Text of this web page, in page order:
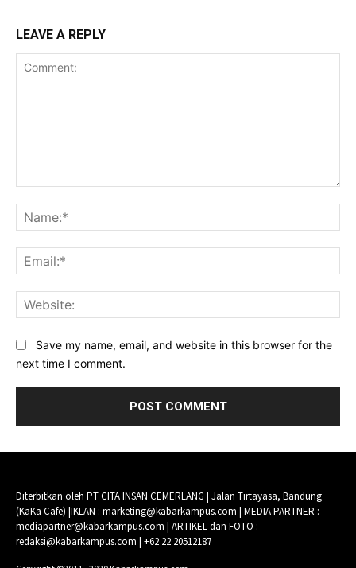
LEAVE A REPLY
Save my name, email, and website in this browser for the
next time I comment.
Diterbitkan oleh PT CITA INSAN CEMERLANG | Jalan Tirtayasa, Bandung
(KaKa Cafe) |IKLAN : marketing@kabarkampus.com | MEDIA PARTNER :
mediapartner@kabarkampus.com | ARTIKEL dan FOTO :
redaksi@kabarkampus.com | +62 22 20512187